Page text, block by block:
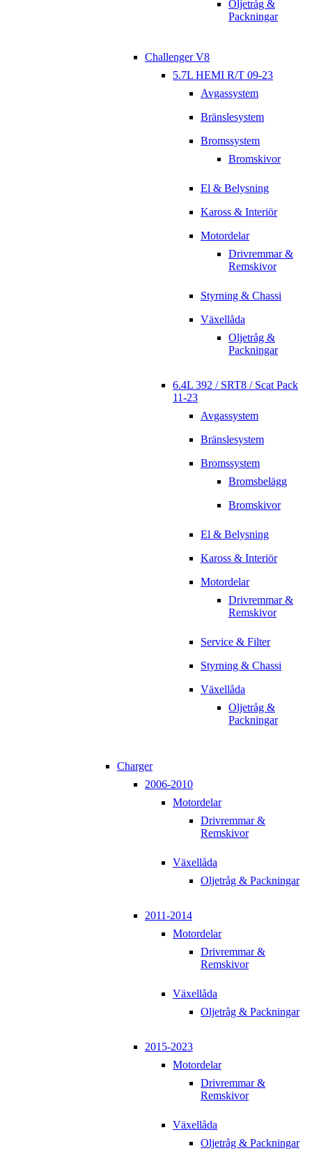
Oljetråg &
Packningar
Challenger V8
5.7L HEMI R/T 09-23
Avgassystem
Bränslesystem
Bromssystem
Bromskivor
El & Belysning
Kaross & Interiör
Motordelar
Drivremmar &
Remskivor
Styrning & Chassi
Växellåda
Oljetråg &
Packningar
6.4L 392 / SRT8 / Scat Pack
11-23
Avgassystem
Bränslesystem
Bromssystem
Bromsbelägg
Bromskivor
El & Belysning
Kaross & Interiör
Motordelar
Drivremmar &
Remskivor
Service & Filter
Styrning & Chassi
Växellåda
Oljetråg &
Packningar
Charger
2006-2010
Motordelar
Drivremmar &
Remskivor
Växellåda
Oljetråg & Packningar
2011-2014
Motordelar
Drivremmar &
Remskivor
Växellåda
Oljetråg & Packningar
2015-2023
Motordelar
Drivremmar &
Remskivor
Växellåda
Oljetråg & Packningar